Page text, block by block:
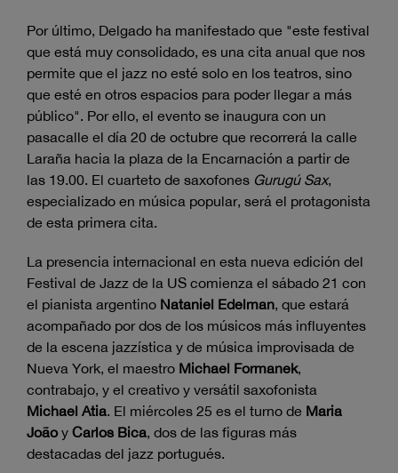
Por último, Delgado ha manifestado que "este festival
que está muy consolidado, es una cita anual que nos
permite que el jazz no esté solo en los teatros, sino
que esté en otros espacios para poder llegar a más
público". Por ello, el evento se inaugura con un
pasacalle el día 20 de octubre que recorrerá la calle
Laraña hacia la plaza de la Encarnación a partir de
las 19.00. El cuarteto de saxofones Gurugú Sax,
especializado en música popular, será el protagonista
de esta primera cita.
La presencia internacional en esta nueva edición del
Festival de Jazz de la US comienza el sábado 21 con
el pianista argentino Nataniel Edelman, que estará
acompañado por dos de los músicos más influyentes
de la escena jazzística y de música improvisada de
Nueva York, el maestro Michael Formanek,
contrabajo, y el creativo y versátil saxofonista
Michael Atia. El miércoles 25 es el turno de Maria
Joãoy Carlos Bica, dos de las figuras más
destacadas del jazz portugués.